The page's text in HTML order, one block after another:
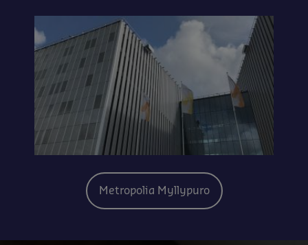
Metropolia Myllypuro